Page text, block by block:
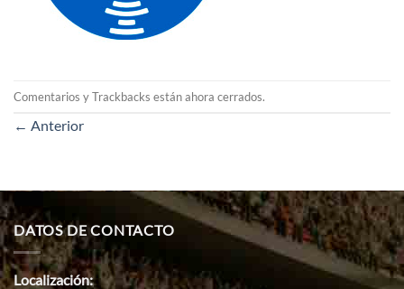
Comentarios y Trackbacks están ahora cerrados.
← Anterior
DATOS DE CONTACTO
Localización: